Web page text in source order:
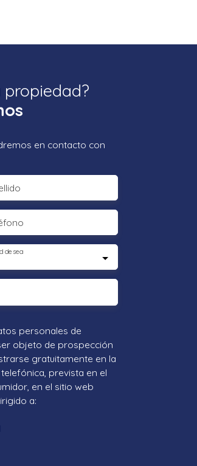
propiedad?
en contacto con
desea
personales de
objeto de prospección
gratuitamente en la
prevista en el
en el sitio web
a: